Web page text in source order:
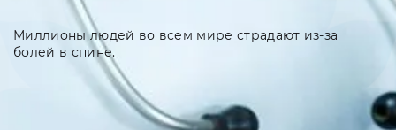
Миллионы людей во всем мире страдают из-за
болей в спине.